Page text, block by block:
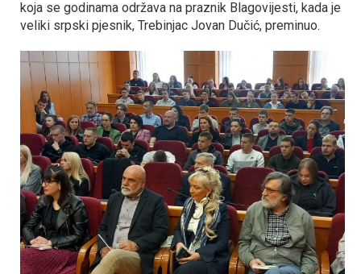
koja se godinama održava na praznik Blagovijesti, kada je
veliki srpski pjesnik, Trebinjac Јovan Dučić, preminuo.